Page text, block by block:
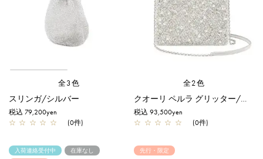
全3色
スリンガ/シルバー
税込 79,200yen
☆ ☆ ☆ ☆ ☆ (0件)
全2色
クオーリ ペルラ グリッター/ミディアム/ホワイトシルバー【一部店舗先行販売商品】
税込 93,500yen
☆ ☆ ☆ ☆ ☆ (0件)
入荷連絡受付中
在庫なし
先行・限定